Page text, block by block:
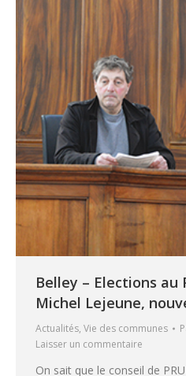
Belley – Elections au
Michel Lejeune,
Actualités, Vie des communes
Laisser un commentaire
On sait que le conseil de